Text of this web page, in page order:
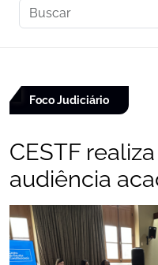
Foco Judiciário
CESTF
audiência